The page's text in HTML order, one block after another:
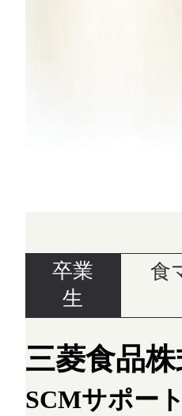
卒業
生
食
三菱食品
SCMサポー